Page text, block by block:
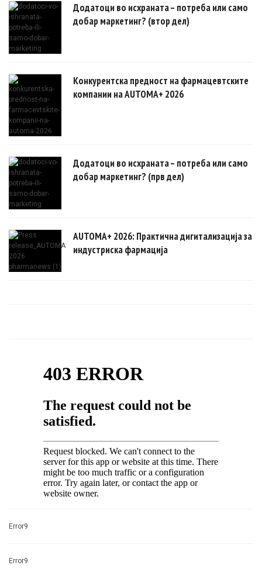
Додатоци во исхраната – потреба или само
добар маркетинг? (втор дел)
Конкурентска предност на фармацевтските
компании на AUTOMA+ 2026
Додатоци во исхраната – потреба или само
добар маркетинг? (прв дел)
AUTOMA+ 2026: Практична дигитализација за
индустриска фармација
Error9
Error9